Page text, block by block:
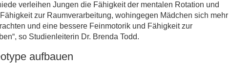
verleihen Jungen die Fähigkeit der mentalen Rotation und
zur Raumverarbeitung, wohingegen Mädchen sich mehr
und eine bessere Feinmotorik und Fähigkeit zur
so Studienleiterin Dr. Brenda Todd.
aufbauen